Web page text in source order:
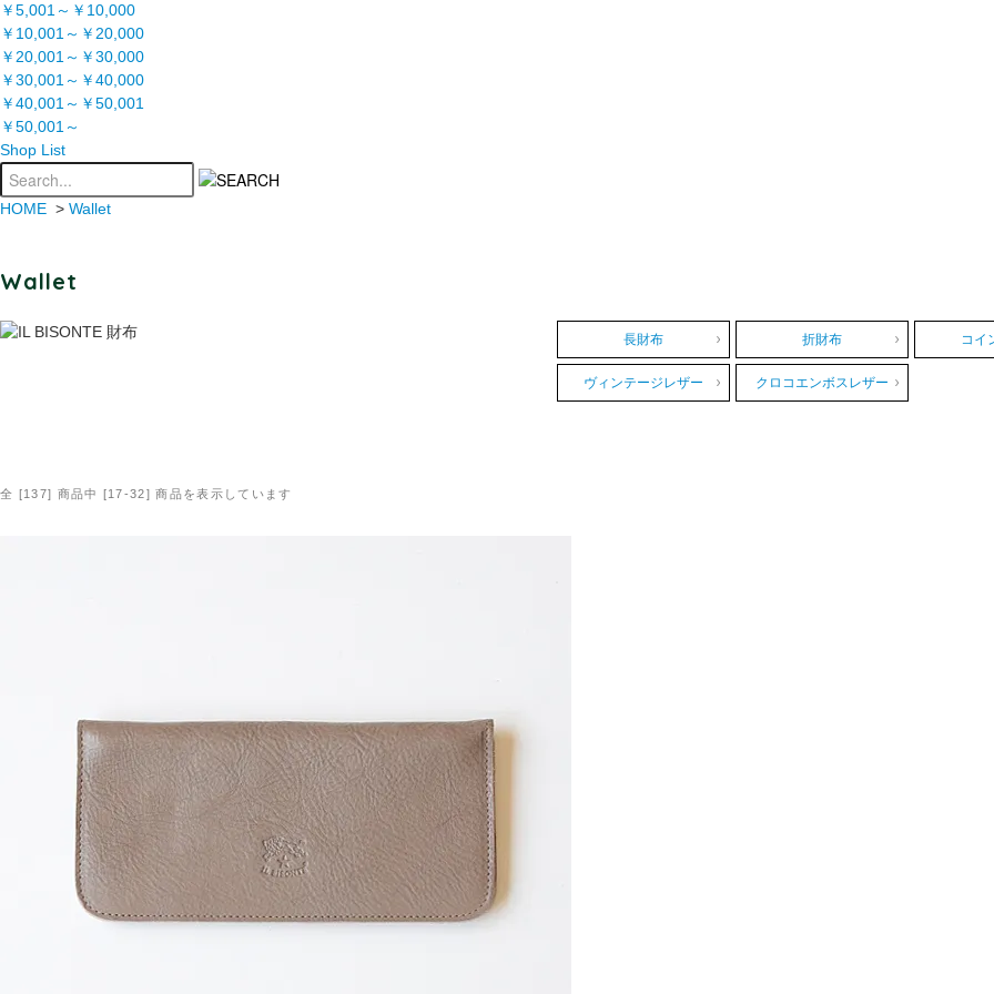
￥5,001～￥10,000
￥10,001～￥20,000
￥20,001～￥30,000
￥30,001～￥40,000
￥40,001～￥50,001
￥50,001～
Shop List
HOME > Wallet
Wallet
長財布 折財布 コイ
ヴィンテージレザー クロコエンボスレザー
全 [137] 商品中 [17-32] 商品を表示しています